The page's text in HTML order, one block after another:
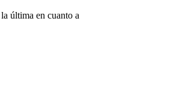
última en cuanto a